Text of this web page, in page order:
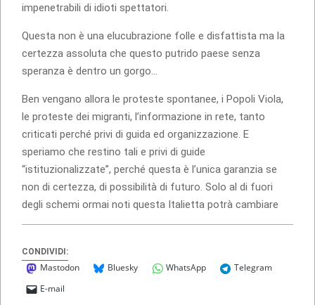
impenetrabili di idioti spettatori.
Questa non è una elucubrazione folle e disfattista ma la
certezza assoluta che questo putrido paese senza
speranza è dentro un gorgo…
Ben vengano allora le proteste spontanee, i Popoli Viola,
le proteste dei migranti, l’informazione in rete, tanto
criticati perché privi di guida ed organizzazione. E
speriamo che restino tali e privi di guide
“istituzionalizzate”, perché questa è l’unica garanzia se
non di certezza, di possibilità di futuro. Solo al di fuori
degli schemi ormai noti questa Italietta potrà cambiare
CONDIVIDI:
Mastodon Bluesky WhatsApp
Telegram
E-mail